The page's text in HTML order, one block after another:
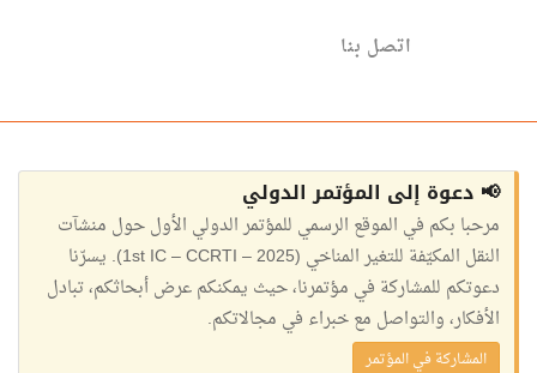
اتصل بنا
📢 دعوة إلى المؤتمر الدولي
مرحبا بكم في الموقع الرسمي للمؤتمر الدولي الأول حول منشآت
النقل المكيّفة للتغير المناخي (1st IC – CCRTI – 2025). يسرّنا
دعوتكم للمشاركة في مؤتمرنا، حيث يمكنكم عرض أبحاثكم، تبادل
الأفكار، والتواصل مع خبراء في مجالاتكم.
المشاركة في المؤتمر